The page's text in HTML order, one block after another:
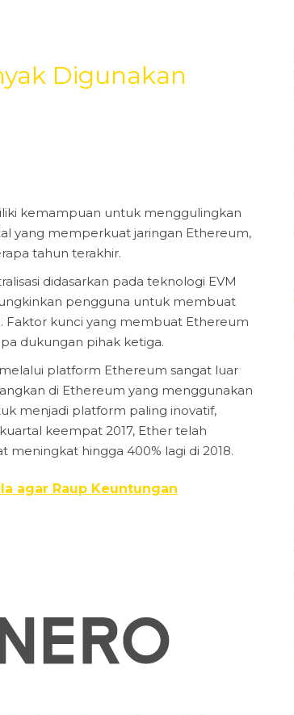
Digunakan
kemampuan untuk menggulingkan
yang memperkuat jaringan Ethereum,
tahun terakhir.
didasarkan pada teknologi EVM
pengguna untuk membuat
Faktor kunci yang membuat Ethereum
dukungan pihak ketiga.
platform Ethereum sangat luar
di Ethereum yang menggunakan
menjadi platform paling inovatif,
keempat 2017, Ether telah
hingga 400% lagi di 2018.
agar Raup Keuntungan